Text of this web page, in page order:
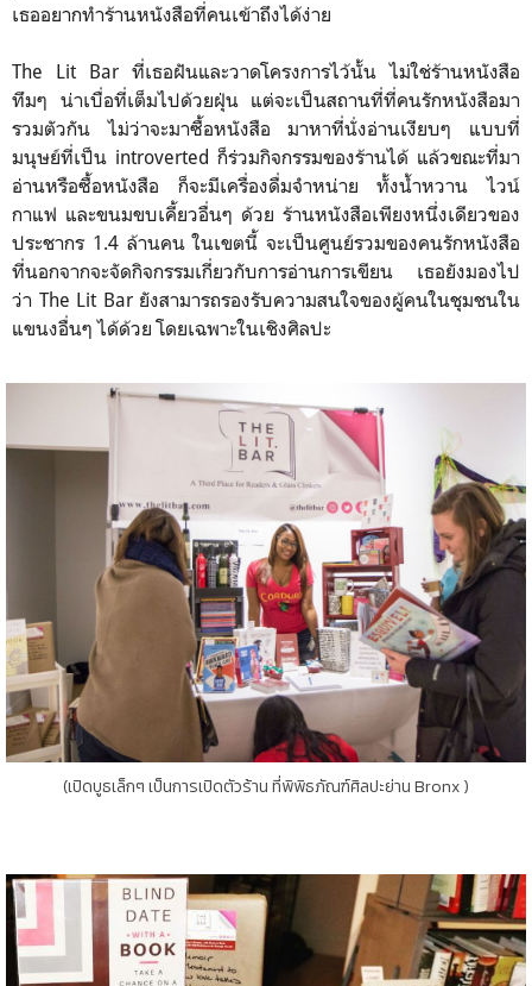
เธออยากทำร้านหนังสือที่คนเข้าถึงได้ง่าย
The Lit Bar ที่เธอฝันและวาดโครงการไว้นั้น ไม่ใช่ร้านหนังสือ
ทึมๆ น่าเบื่อที่เต็มไปด้วยฝุ่น แต่จะเป็นสถานที่ที่คนรักหนังสือมา
รวมตัวกัน ไม่ว่าจะมาซื้อหนังสือ มาหาที่นั่งอ่านเงียบๆ แบบที่
มนุษย์ที่เป็น introverted ก็ร่วมกิจกรรมของร้านได้ แล้วขณะที่มา
อ่านหรือซื้อหนังสือ ก็จะมีเครื่องดื่มจำหน่าย ทั้งน้ำหวาน ไวน์
กาแฟ และขนมขบเคี้ยวอื่นๆ ด้วย ร้านหนังสือเพียงหนึ่งเดียวของ
ประชากร 1.4 ล้านคน ในเขตนี้ จะเป็นศูนย์รวมของคนรักหนังสือ
ที่นอกจากจะจัดกิจกรรมเกี่ยวกับการอ่านการเขียน เธอยังมองไป
ว่า The Lit Bar ยังสามารถรองรับความสนใจของผู้คนในชุมชนใน
แขนงอื่นๆ ได้ด้วย โดยเฉพาะในเชิงศิลปะ
(เปิดบูธเล็กๆ เป็นการเปิดตัวร้าน ที่พิพิธภัณฑ์ศิลปะย่าน Bronx )